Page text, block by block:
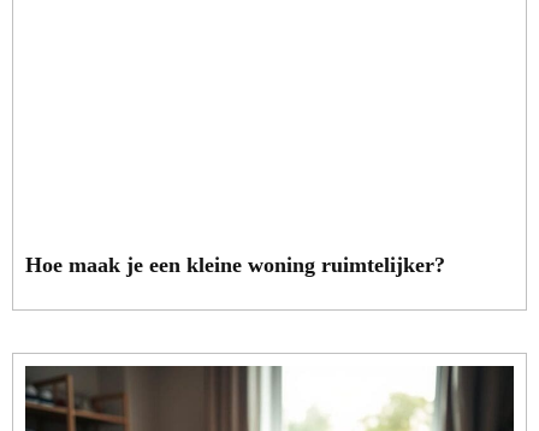
Hoe maak je een kleine woning ruimtelijker?